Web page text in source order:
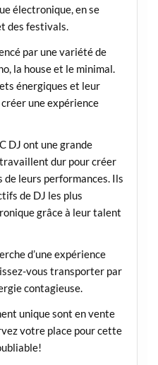
électronique, en se
des festivals.
par une variété de
la house et le minimal.
énergiques et leur
une expérience
DJ ont une grande
dur pour créer
de leurs performances. Ils
de DJ les plus
grâce à leur talent
d’une expérience
vous transporter par
contagieuse.
unique sont en vente
votre place pour cette